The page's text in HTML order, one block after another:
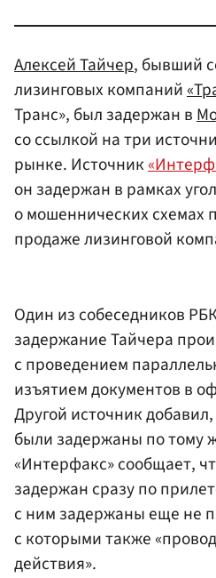
Алексей Тайчер, бывший
лизинговых компаний
Транс», был задержан в
со ссылкой на три
рынке. Источник
он задержан в рамках
о мошеннических схемах
продаже лизинговой
Один из собеседников
задержание Тайчера
с проведением
изъятием документов в
Другой источник
были задержаны по тому
«Интерфакс» сообщает,
задержан сразу по
с ним задержаны еще не
с которыми также
действия».